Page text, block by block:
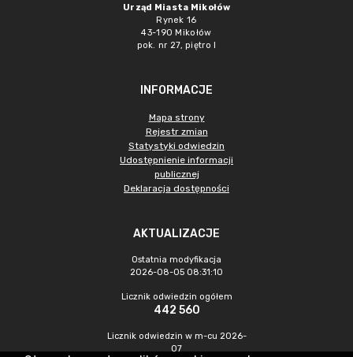
Urząd Miasta Mikołów
Rynek 16
43-190 Mikołów
pok. nr 27, piętro I
INFORMACJE
Mapa strony
Rejestr zmian
Statystyki odwiedzin
Udostępnienie informacji
publicznej
Deklaracja dostępności
AKTUALIZACJE
Ostatnia modyfikacja
2026-08-05 08:31:10
Licznik odwiedzin ogółem
442 560
Licznik odwiedzin w m-cu 2026-
07